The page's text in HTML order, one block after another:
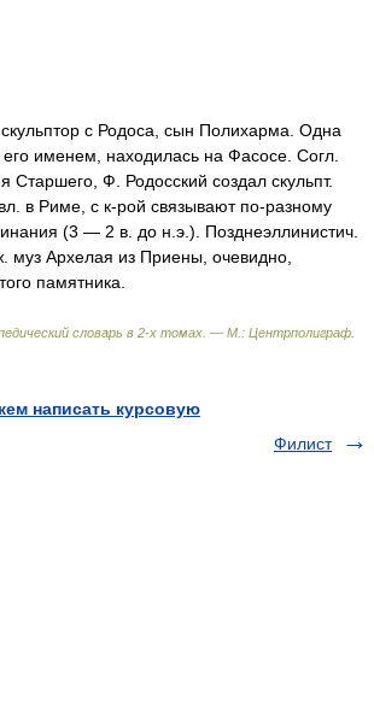
с Родоса, сын Полихарма. Одна
его именем, находилась на Фасосе. Согл.
Старшего, Ф. Родосский создал скульпт.
в Риме, с к-рой связывают по-разному
(3 — 2 в. до н.э.). Позднеэллинистич.
муз Архелая из Приены, очевидно,
памятника.
словарь в 2-х томах. — М.: Центрполиграф
написать курсовую
Филист